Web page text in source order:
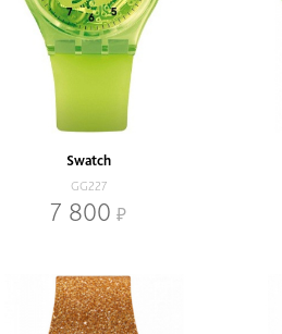
Swatch
GG227
7 800